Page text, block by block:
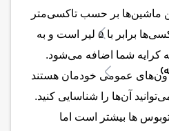
ماشین‌ها بر حسب تاکسی‌متر
محاسبه می‌شود. ورودی تاکسی‌ها برابر با ۵ لیر است و به
عمومی خودمان هستند
آن‌ها را شناسایی‌ کنید.
ها بیشتر است اما